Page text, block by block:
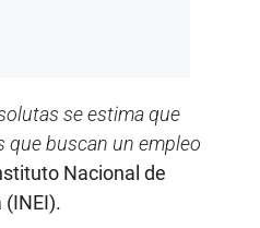
se estima que
que buscan un empleo
Nacional de